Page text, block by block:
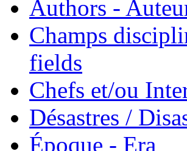
Authors -
Champs
fields
Chefs et/ou
Désastres /
Époque - Era